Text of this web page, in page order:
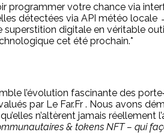
programmer votre chance via
détectées via API météo
superstition digitale en véritable
cet été prochain.*
l’évolution fascinante des
par Le Far.Fr . Nous avons
n’altèrent jamais réellement
& tokens NFT – qui